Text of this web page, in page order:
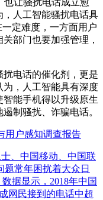
让骚扰电话成立愈
人工智能骚扰电话具
定难度，一方面用户
部门也要加强管理，
电话的催化剂，更是
，人工智能具有深度
能手机得以升级原生
制骚扰、诈骗电话。
用户感知调查报告
、中国移动、中国联
题常年困扰着大众日
据显示，2018年中国
网民接到的电话中超